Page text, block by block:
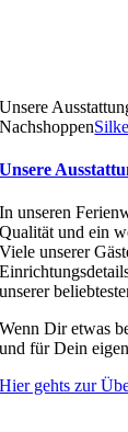
Unsere
NachshoppenSilke
Unsere
In unseren
Qualität und ein
Viele unserer
unserer
Wenn Dir etwas
und für Dein
Hier gehts zur